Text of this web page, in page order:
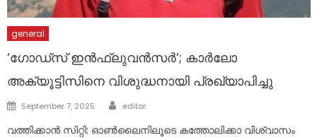
general
‘ഗോഡ്സ് ഇൻഫ്ലുവൻസർ’; കാർലോ
അക്യൂട്ടിസിനെ വിശുദ്ധനായി പ്രഖ്യാപിച്ചു
Posted
September 7, 2025 Author
editor
വത്തിക്കാൻ സിറ്റി: ഓൺലൈനിലൂടെ കത്തോലിക്കാ വിശ്വാസം